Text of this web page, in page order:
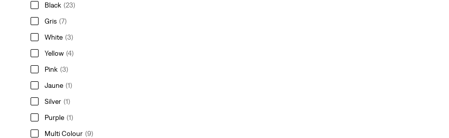
Black (23)
Gris (7)
White (3)
Yellow (4)
Pink (3)
Jaune (1)
Silver (1)
Purple (1)
Multi Colour (9)